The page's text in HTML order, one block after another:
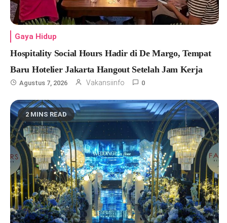
Gaya Hidup
Hospitality Social Hours Hadir di De Margo, Tempat
Baru Hotelier Jakarta Hangout Setelah Jam Kerja
Agustus 7, 2026 Vakansiinfo 0
2 MINS READ